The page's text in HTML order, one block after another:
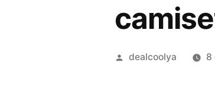
Publicado
dealcoolya 8